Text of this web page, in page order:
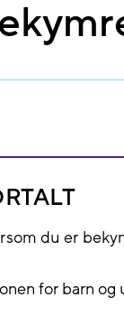
du er
for barn og